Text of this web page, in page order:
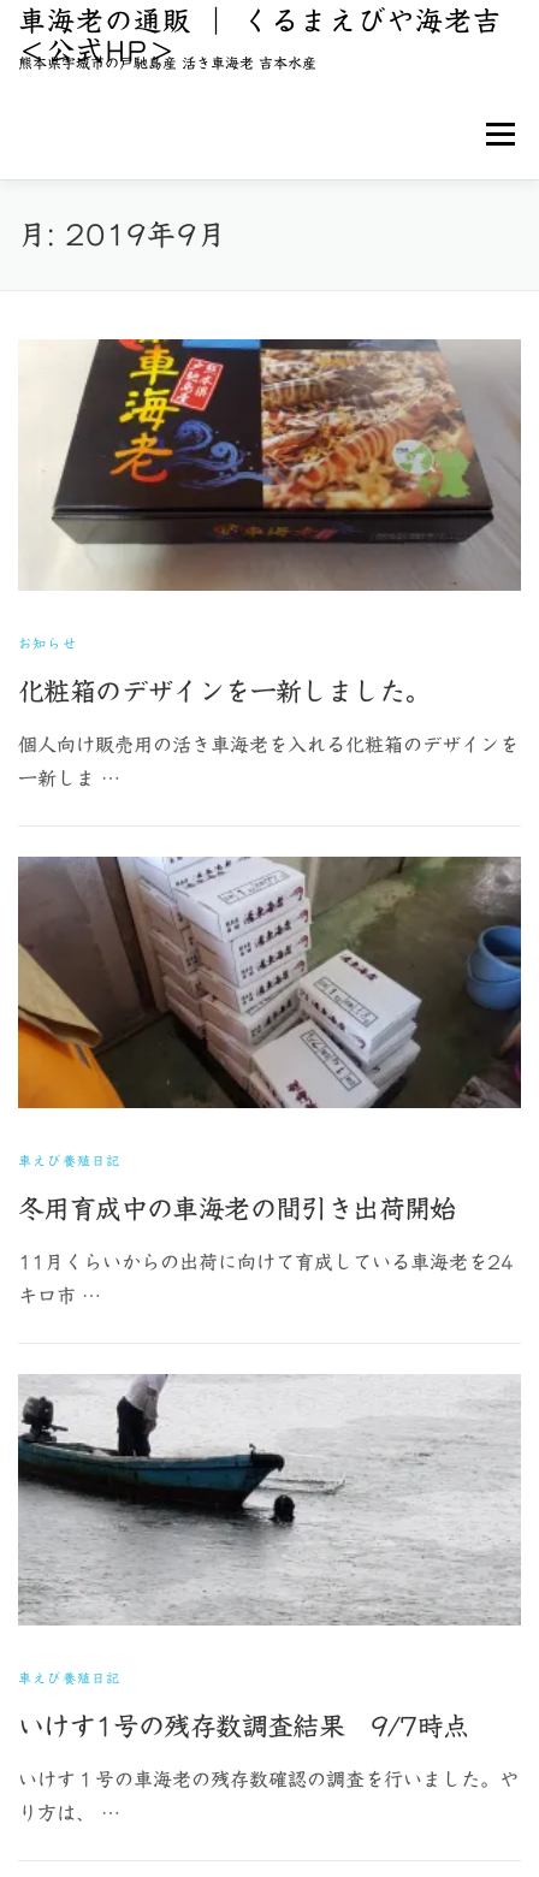
へ
車海老の通販 ｜ くるまえびや海老吉
＜公式HP＞
熊本県宇城市の戸馳島産 活き車海老 吉本水産
メニ
こだわり 海老吉について
月: 2019年9月
お知らせ
化粧箱のデザインを一新しました。
個人向け販売用の活き車海老を入れる化粧箱のデザインを
一新しま …
車えび養殖日記
冬用育成中の車海老の間引き出荷開始
11月くらいからの出荷に向けて育成している車海老を24
キロ市 …
車えび養殖日記
いけす1号の残存数調査結果 9/7時点
いけす１号の車海老の残存数確認の調査を行いました。や
り方は、 …